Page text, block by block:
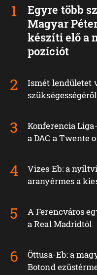
Egyre több
Magyar
készíti elő a
pozíciót
Ismét lendületet
Konferencia
a DAC a Twente
Vizes Eb: a
aranyérmes a
A Ferencváros
a Real Madridtól
Öttusa-Eb: a
Botond